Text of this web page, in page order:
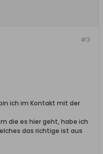
#3
ich im Kontakt mit der
die es hier geht, habe ich
das richtige ist aus